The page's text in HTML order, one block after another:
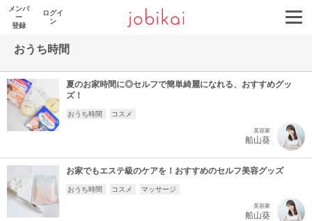
メンバ
ー
登録
ログイ
ン
おうち時間
夏のお家時間に◎セルフで簡単綺麗になれる、おすすめグッ
ズ！
おうち時間 コスメ
美容家
船山葵
お家でもエステ級のケアを！おすすめのセルフ美容グッズ
おうち時間 コスメ マッサージ
美容家
船山葵